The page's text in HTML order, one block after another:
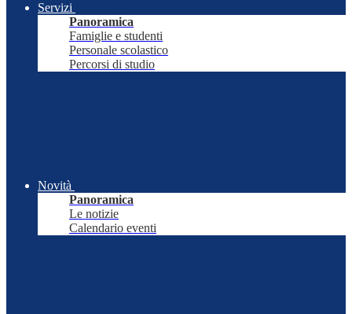
Servizi
Panoramica
Famiglie e studenti
Personale scolastico
Percorsi di studio
Novità
Panoramica
Le notizie
Calendario eventi